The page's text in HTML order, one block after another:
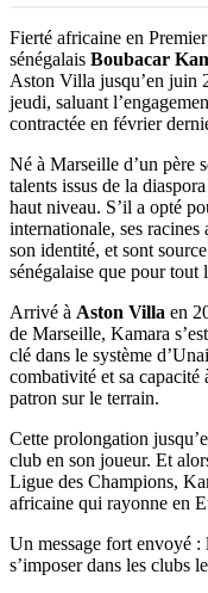
Fierté africaine en
sénégalais Boubacar
Aston Villa jusqu’en juin
jeudi, saluant
contractée en février
Né à Marseille d’un père
talents issus de la
haut niveau. S’il a opté
internationale, ses
son identité, et sont
sénégalaise que pour tout
Arrivé à Aston Villa en
de Marseille, Kamara
clé dans le système
combativité et sa
patron sur le terrain.
Cette prolongation
club en son joueur. Et
Ligue des Champions,
africaine qui rayonne en
Un message fort envoyé :
s’imposer dans les clubs